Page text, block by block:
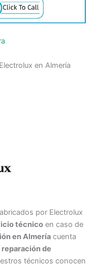
en Almería
por Electrolux
técnico en caso de
en Almería cuenta
reparación de
técnicos conocen